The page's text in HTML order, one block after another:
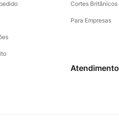
Cortes Britânicos
Para Empresas
Atendimento